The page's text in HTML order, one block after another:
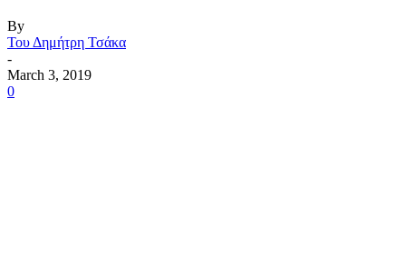
By
Του Δημήτρη Τσάκα
-
March 3, 2019
0